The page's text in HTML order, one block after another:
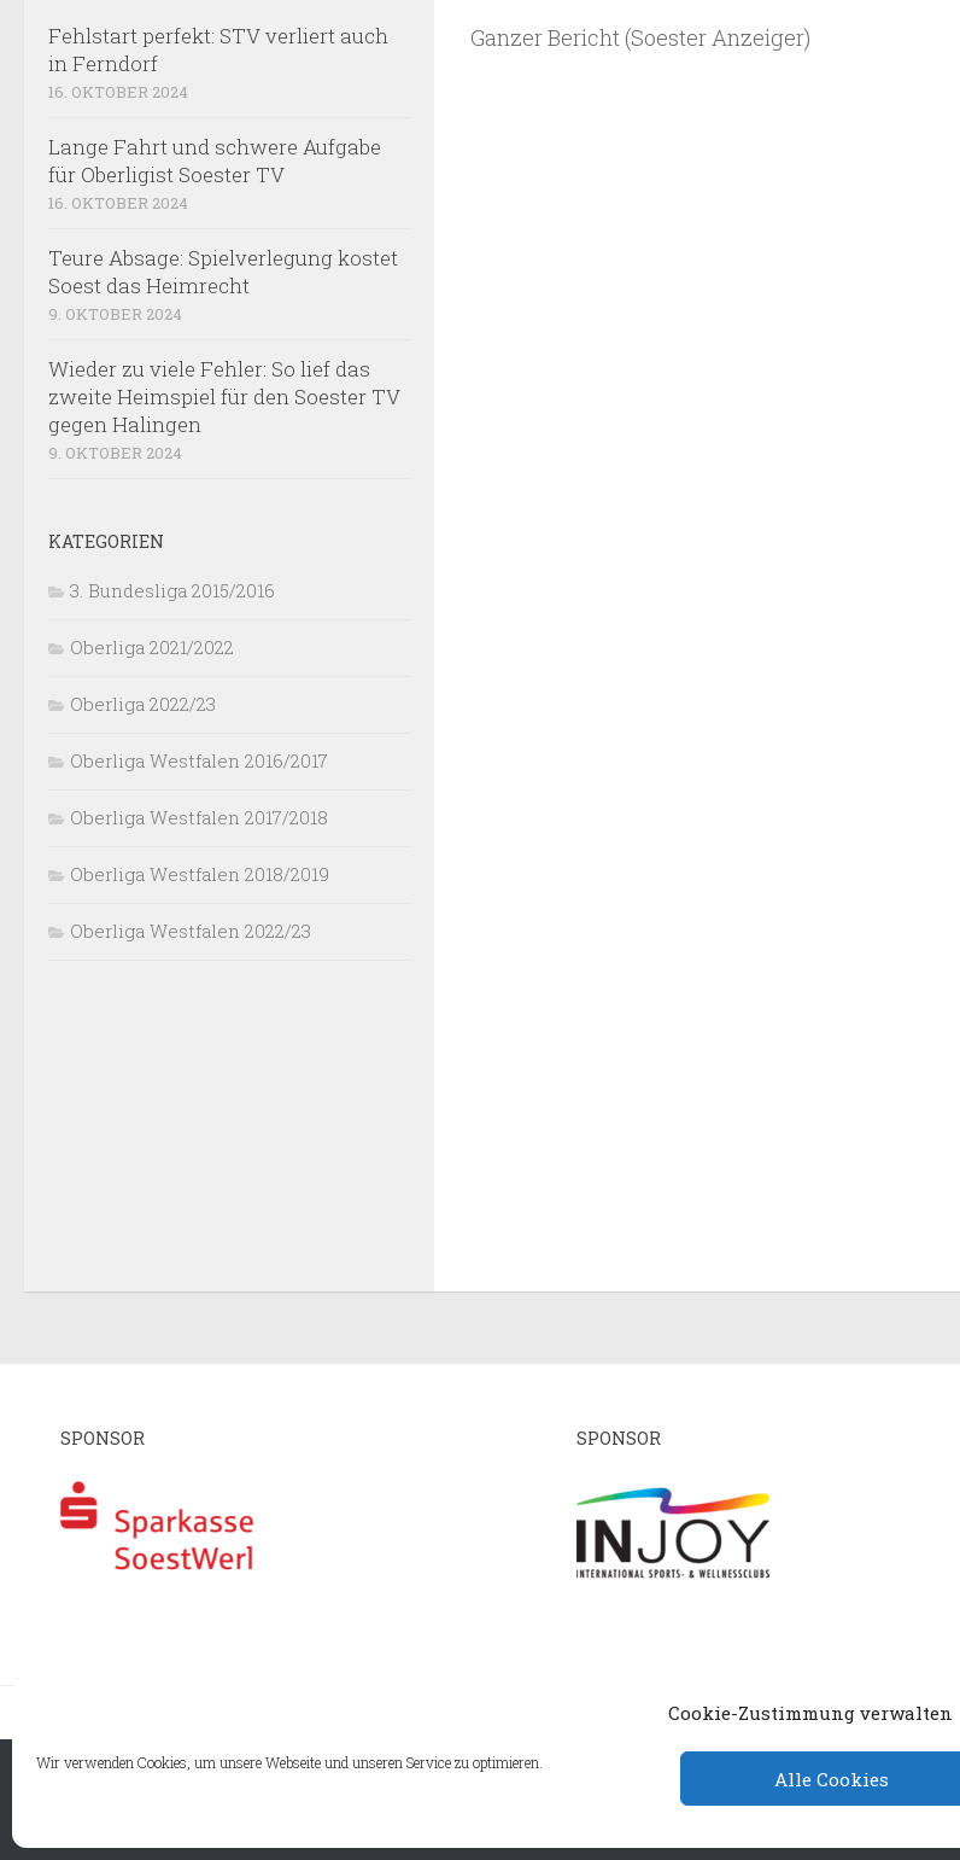
Cookie-Zustimmung verwalten
Wir verwenden Cookies, um unsere Webseite und unseren Service zu optimieren.
Alle Cookies
Ganzer Bericht (Soester Anzeiger)
Fehlstart perfekt: STV verliert auch
in Ferndorf
16. OKTOBER 2024
Lange Fahrt und schwere Aufgabe
für Oberligist Soester TV
16. OKTOBER 2024
Teure Absage: Spielverlegung kostet
Soest das Heimrecht
9. OKTOBER 2024
Wieder zu viele Fehler: So lief das
zweite Heimspiel für den Soester TV
gegen Halingen
9. OKTOBER 2024
KATEGORIEN
3. Bundesliga 2015/2016
Oberliga 2021/2022
Oberliga 2022/23
Oberliga Westfalen 2016/2017
Oberliga Westfalen 2017/2018
Oberliga Westfalen 2018/2019
Oberliga Westfalen 2022/23
SPONSOR SPONSOR
Datenschutzerklärung